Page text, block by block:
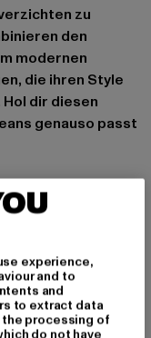
zu
den
modernen
die ihren Style
dir diesen
genauso passt
experience,
and to
and
to extract data
the processing of
do not have